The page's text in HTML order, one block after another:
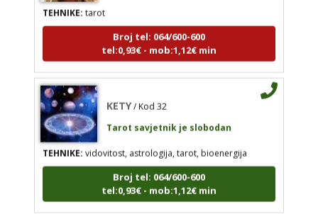
Tarot savjetnik je zauzet
tarot
Broj tel: 064/600-600
KETY/ Kod 32
Tarot savjetnik je slobodan
vidovitost, astrologija, tarot, bioenergija
tel:0,93€ - mob:1,12€ min
KETY
Tarot savjetnik je slobodan
TEHNIKE:vidovitost, astrologija, tarot, bioenergija
Broj tel: 064/600-600
tel:0,93€ - mob:1,12€ min